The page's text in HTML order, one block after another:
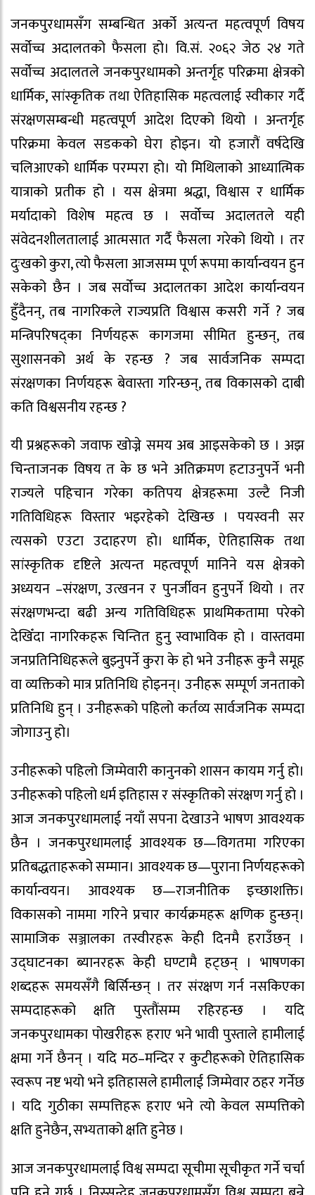
जनकपुरधामसँग सम्बन्धित अर्को अत्यन्त महत्वपूर्ण विषय
सर्वोच्च अदालतको फैसला हो। वि.सं. २०६२ जेठ २४ गते
सर्वोच्च अदालतले जनकपुरधामको अन्तर्गृह परिक्रमा क्षेत्रको
धार्मिक, सांस्कृतिक तथा ऐतिहासिक महत्वलाई स्वीकार गर्दै
संरक्षणसम्बन्धी महत्वपूर्ण आदेश दिएको थियो । अन्तर्गृह
परिक्रमा केवल सडकको घेरा होइन। यो हजारौं वर्षदेखि
चलिआएको धार्मिक परम्परा हो। यो मिथिलाको आध्यात्मिक
यात्राको प्रतीक हो । यस क्षेत्रमा श्रद्धा, विश्वास र धार्मिक
मर्यादाको विशेष महत्व छ । सर्वोच्च अदालतले यही
संवेदनशीलतालाई आत्मसात गर्दै फैसला गरेको थियो । तर
दुःखको कुरा, त्यो फैसला आजसम्म पूर्ण रूपमा कार्यान्वयन हुन
सकेको छैन । जब सर्वोच्च अदालतका आदेश कार्यान्वयन
हुँदैनन्, तब नागरिकले राज्यप्रति विश्वास कसरी गर्ने ? जब
मन्त्रिपरिषद्का निर्णयहरू कागजमा सीमित हुन्छन्, तब
सुशासनको अर्थ के रहन्छ ? जब सार्वजनिक सम्पदा
संरक्षणका निर्णयहरू बेवास्ता गरिन्छन्, तब विकासको दाबी
कति विश्वसनीय रहन्छ ?
यी प्रश्नहरूको जवाफ खोज्ने समय अब आइसकेको छ । अझ
चिन्ताजनक विषय त के छ भने अतिक्रमण हटाउनुपर्ने भनी
राज्यले पहिचान गरेका कतिपय क्षेत्रहरूमा उल्टै निजी
गतिविधिहरू विस्तार भइरहेको देखिन्छ । पयस्वनी सर
त्यसको एउटा उदाहरण हो। धार्मिक, ऐतिहासिक तथा
सांस्कृतिक दृष्टिले अत्यन्त महत्वपूर्ण मानिने यस क्षेत्रको
अध्ययन –संरक्षण, उत्खनन र पुनर्जीवन हुनुपर्ने थियो । तर
संरक्षणभन्दा बढी अन्य गतिविधिहरू प्राथमिकतामा परेको
देखिँदा नागरिकहरू चिन्तित हुनु स्वाभाविक हो । वास्तवमा
जनप्रतिनिधिहरूले बुझ्नुपर्ने कुरा के हो भने उनीहरू कुनै समूह
वा व्यक्तिको मात्र प्रतिनिधि होइनन्। उनीहरू सम्पूर्ण जनताको
प्रतिनिधि हुन् । उनीहरूको पहिलो कर्तव्य सार्वजनिक सम्पदा
जोगाउनु हो।
उनीहरूको पहिलो जिम्मेवारी कानुनको शासन कायम गर्नु हो।
उनीहरूको पहिलो धर्म इतिहास र संस्कृतिको संरक्षण गर्नु हो ।
आज जनकपुरधामलाई नयाँ सपना देखाउने भाषण आवश्यक
छैन । जनकपुरधामलाई आवश्यक छ—विगतमा गरिएका
प्रतिबद्धताहरूको सम्मान। आवश्यक छ—पुराना निर्णयहरूको
कार्यान्वयन। आवश्यक छ—राजनीतिक इच्छाशक्ति।
विकासको नाममा गरिने प्रचार कार्यक्रमहरू क्षणिक हुन्छन्।
सामाजिक सञ्जालका तस्वीरहरू केही दिनमै हराउँछन् ।
उद्घाटनका ब्यानरहरू केही घण्टामै हट्छन् । भाषणका
शब्दहरू समयसँगै बिर्सिन्छन् । तर संरक्षण गर्न नसकिएका
सम्पदाहरूको क्षति पुस्तौंसम्म रहिरहन्छ । यदि
जनकपुरधामका पोखरीहरू हराए भने भावी पुस्ताले हामीलाई
क्षमा गर्ने छैनन् । यदि मठ–मन्दिर र कुटीहरूको ऐतिहासिक
स्वरूप नष्ट भयो भने इतिहासले हामीलाई जिम्मेवार ठहर गर्नेछ
। यदि गुठीका सम्पत्तिहरू हराए भने त्यो केवल सम्पत्तिको
क्षति हुनेछैन, सभ्यताको क्षति हुनेछ ।
आज जनकपुरधामलाई विश्व सम्पदा सूचीमा सूचीकृत गर्ने चर्चा